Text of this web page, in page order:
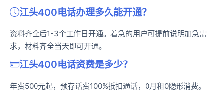
江头400电话办理多久能开通？
资料齐全后1-3个工作日开通。着急的用户可提前说明加急需
求，材料齐全当天即可开通。
江头400电话资费是多少？
年费500元起，预存话费100%抵扣通话，0月租0隐形消费。